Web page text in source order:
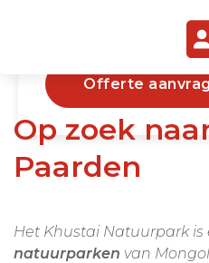
Offerte
Op zoek naar Przewalski
Paarden
Het Khustai Natuurpark
natuurparken van